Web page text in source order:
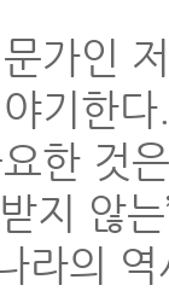
가인
기한
한 것
지 않
라의